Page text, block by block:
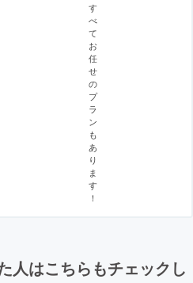
す
べ
て
お
任
せ
の
プ
ラ
ン
も
あ
り
ま
す
！
人はこちらもチェックし